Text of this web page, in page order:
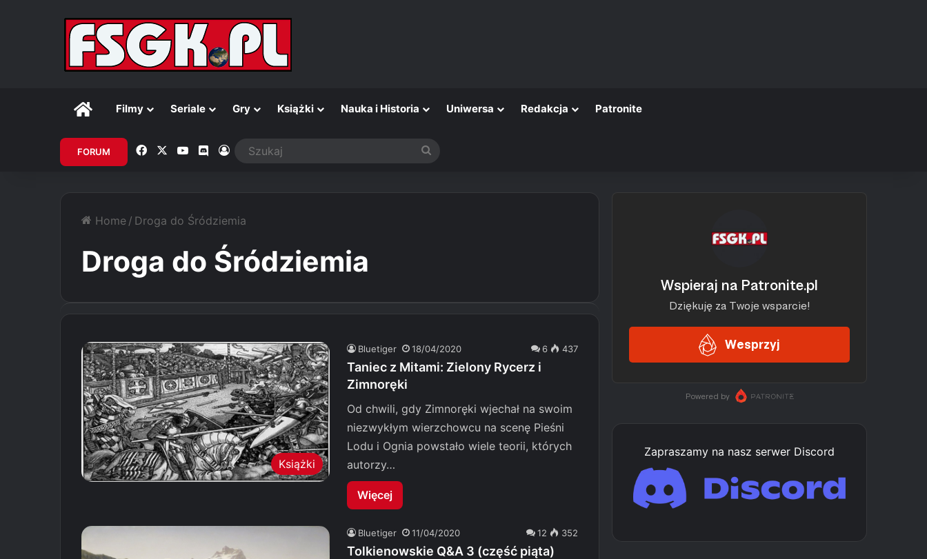
GłównaFilmy Seriale Gry Książki Nauka i Historia Uniwersa Redakcja Patronite
FORUM Facebook YouTubeDiscordZaloguj
Home / Droga do Śródziemia
Droga do Śródziemia
Książki
Bluetiger 18/04/2020 6 437
Taniec z Mitami: Zielony Rycerz i
Zimnoręki
Od chwili, gdy Zimnoręki wjechał na swoim
niezwykłym wierzchowcu na scenę Pieśni
Lodu i Ognia powstało wiele teorii, których
autorzy…
Więcej
Bluetiger 11/04/2020 12 352
Tolkienowskie Q&A 3 (część piąta)
Zapraszamy na nasz serwer Discord